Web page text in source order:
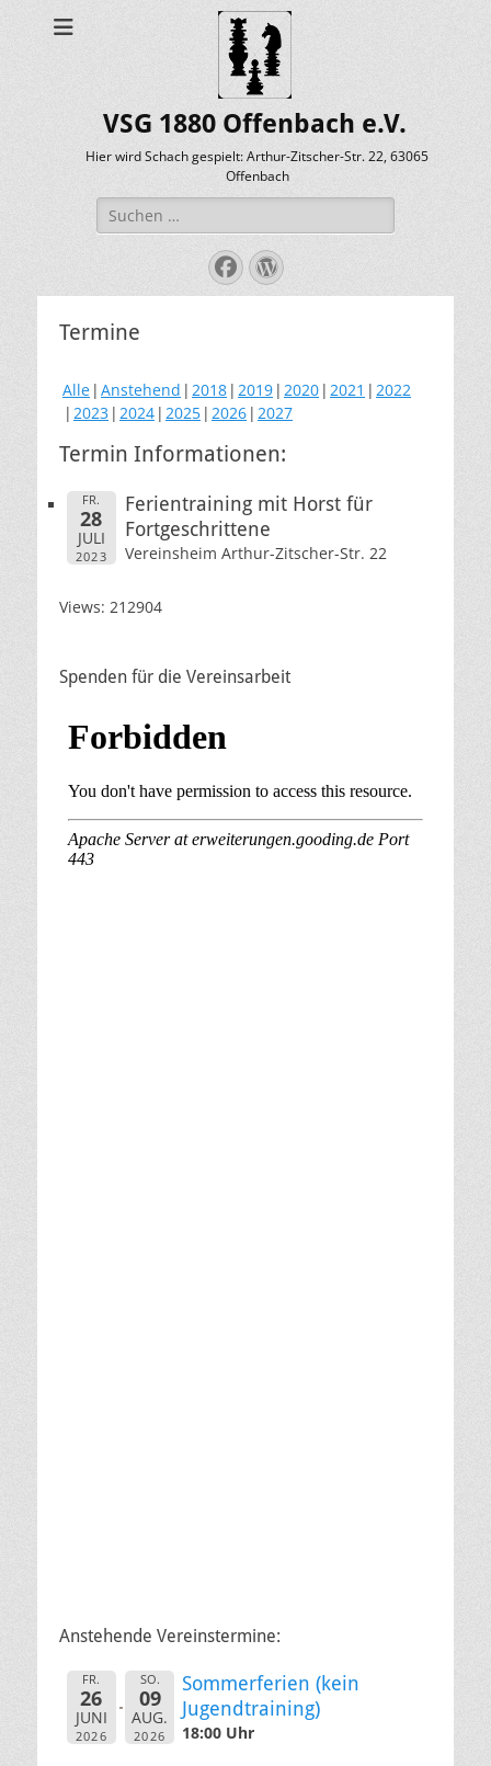
VSG 1880 Offenbach e.V.
Hier wird Schach gespielt: Arthur-Zitscher-Str. 22, 63065
Offenbach
Suche
nach:
Facebook
WordPress
Termine
Alle Anstehend 2018 2019 2020 2021
2022
2023 2024 2025 2026 2027
Termin Informationen:
FR.
28
JULI
2023
Ferientraining mit Horst für
Fortgeschrittene
Vereinsheim Arthur-Zitscher-Str. 22
Views: 212904
Spenden für die Vereinsarbeit
Anstehende Vereinstermine:
FR.
26
JUNI
2026
SO.
09
AUG.
2026
Sommerferien (kein
Jugendtraining)
18:00 Uhr